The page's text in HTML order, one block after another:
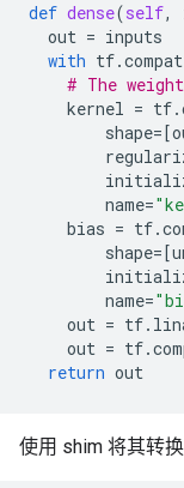
def dense(self,
out = inputs
with tf.compat
# The
kernel = tf.
shape=[
name=
bias = tf.
shape=[
name=
out = tf.
out = tf.
return out
使用 shim 将其转